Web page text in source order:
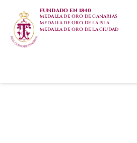
FUNDADO EN 1840
MEDALLA DE ORO DE CANARIAS
MEDALLA DE ORO DE LA ISLA
MEDALLA DE ORO DE LA CIUDAD